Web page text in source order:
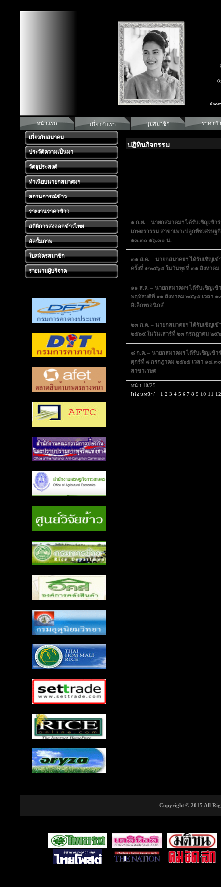
หน้าแรก เกี่ยวกับเรา มุมสมาชิก ราคาข้
เกี่ยวกับสมาคม
ประวัติความเป็นมา
วัตถุประสงค์
ทำเนียบนายกสมาคมฯ
สถานการณ์ข้าว
รายงานราคาข้าว
สถิติการส่งออกข้าวไทย
อัลบั้มภาพ
ใบสมัครสมาชิก
รายนามผู้บริจาค
ปฏิทินกิจกรรม
๑ ก.ย. – นายกสมาคมฯ ได้รับเชิญเข้
เกษตรกรรม สาขาเพาะปลูกพืชเศร
๑๓.๓๐-๑๖.๓๐ น.
๓๑ ส.ค. – นายกสมาคมฯ ได้รับเชิญเ
ครั้งที่ ๑/๒๕๖๕ ในวันพุธที่ ๓๑ สิงหาค
๑๑ ส.ค. – นายกสมาคมฯ ได้รับเชิญเ
พฤหัสบดีที่ ๑๑ สิงหาคม ๒๕๖๕ เวลา ๑
อิเล็กทรอนิกส์
๒๓ ก.ค. – นายกสมาคมฯ ได้รับเชิญเ
๒๕๖๕ ในวันเสาร์ที่ ๒๓ กรกฎาคม ๒๕
๘ ก.ค. – นายกสมาคมฯ ได้รับเชิญเข้า
ศุกร์ที่ ๘ กรกฎาคม ๒๕๖๕ เวลา ๑๔.๓
สาขาเกษต
หน้า 10/25
[ก่อนหน้า]
1 2 3 4 5 6 7 8 9 10 11 12
Copyright © 2015 All